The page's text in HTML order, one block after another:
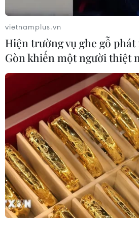
vietnamplus.vn
Hiện trường vụ ghe gỗ
Gòn khiến một người thiệt